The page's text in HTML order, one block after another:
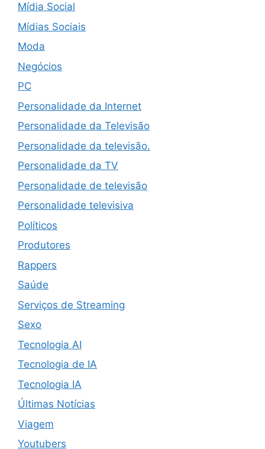
Mídia Social
Mídias Sociais
Moda
Negócios
PC
Personalidade da Internet
Personalidade da Televisão
Personalidade da televisão.
Personalidade da TV
Personalidade de televisão
Personalidade televisiva
Políticos
Produtores
Rappers
Saúde
Serviços de Streaming
Sexo
Tecnologia AI
Tecnologia de IA
Tecnologia IA
Últimas Notícias
Viagem
Youtubers